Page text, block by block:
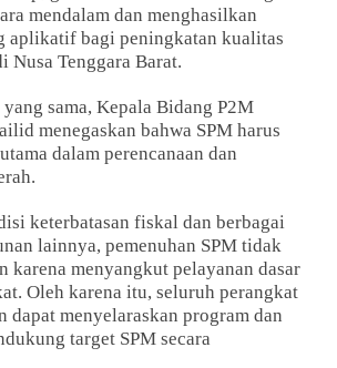
mendalam dan menghasilkan
aplikatif bagi peningkatan kualitas
Nusa Tenggara Barat.
yang sama, Kepala Bidang P2M
menegaskan bahwa SPM harus
dalam perencanaan dan
keterbatasan fiskal dan berbagai
lainnya, pemenuhan SPM tidak
karena menyangkut pelayanan dasar
Oleh karena itu, seluruh perangkat
dapat menyelaraskan program dan
target SPM secara